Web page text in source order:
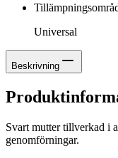
Universal
Beskrivning
Svart mutter tillverkad i
genomförningar.